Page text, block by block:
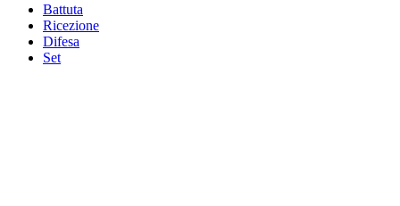
Battuta
Ricezione
Difesa
Set